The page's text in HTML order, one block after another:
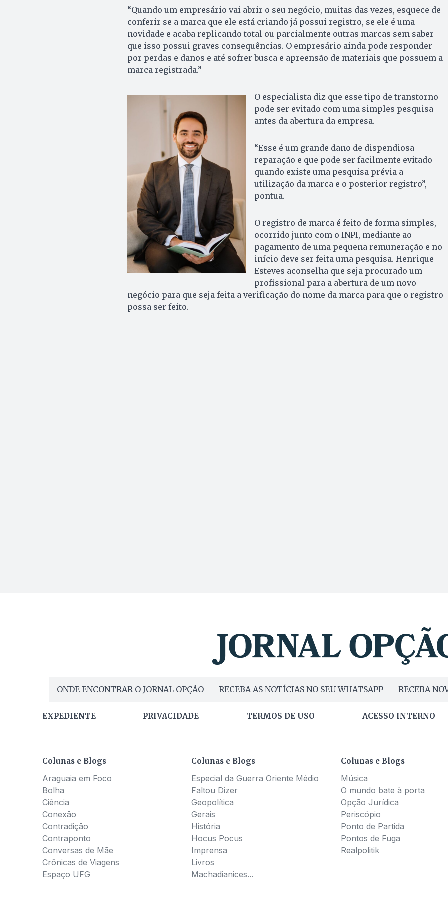
“Quando um empresário vai abrir o seu negócio, muitas das vezes, esquece de
conferir se a marca que ele está criando já possui registro, se ele é uma
novidade e acaba replicando total ou parcialmente outras marcas sem saber
que isso possui graves consequências. O empresário ainda pode responder
por perdas e danos e até sofrer busca e apreensão de materiais que possuem a
marca registrada.”
O especialista diz que esse tipo de transtorno
pode ser evitado com uma simples pesquisa
antes da abertura da empresa.
“Esse é um grande dano de dispendiosa
reparação e que pode ser facilmente evitado
quando existe uma pesquisa prévia a
utilização da marca e o posterior registro”,
pontua.
O registro de marca é feito de forma simples,
ocorrido junto com o INPI, mediante ao
pagamento de uma pequena remuneração e no
início deve ser feita uma pesquisa. Henrique
Esteves aconselha que seja procurado um
profissional para a abertura de um novo
negócio para que seja feita a verificação do nome da marca para que o registro
possa ser feito.
ONDE ENCONTRAR O JORNAL OPÇÃO RECEBA AS NOTÍCIAS NO SEU WHATSAPP RECEBA
EXPEDIENTE PRIVACIDADE TERMOS DE USO ACESSO INTERNO
Colunas e Blogs
Araguaia em Foco
Bolha
Ciência
Conexão
Contradição
Contraponto
Conversas de Mãe
Crônicas de Viagens
Espaço UFG
Colunas e Blogs
Especial da Guerra Oriente Médio
Faltou Dizer
Geopolítica
Gerais
História
Hocus Pocus
Imprensa
Livros
Machadianices...
Colunas e Blogs
Música
O mundo bate à porta
Opção Jurídica
Periscópio
Ponto de Partida
Pontos de Fuga
Realpolitik